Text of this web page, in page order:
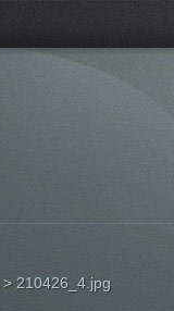
> 210426_4.jpg